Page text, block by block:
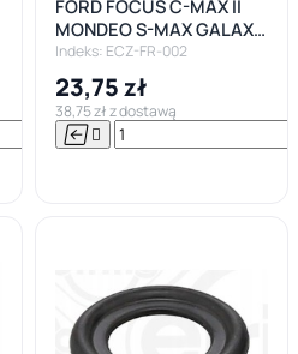


FORD FOCUS C-MAX II
MONDEO S-MAX GALAXY
VOLVO C30 CEWKA
ZAPŁONOWA
Indeks: ECZ-FR-002
23,75 zł
38,75 zł z dostawą
 